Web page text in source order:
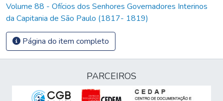
Volume 88 - Ofícios dos Senhores Governadores Interinos
da Capitania de São Paulo (1817- 1819)
Página do item completo
PARCEIROS